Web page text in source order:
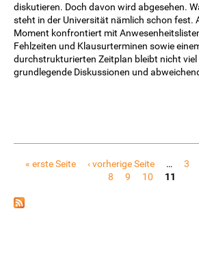
diskutieren. Doch davon wird abgesehen.
steht in der Universität nämlich schon fest.
Moment konfrontiert mit
Fehlzeiten und Klausurterminen sowie
durchstrukturierten Zeitplan bleibt nicht viel
grundlegende Diskussionen und
« erste Seite ‹ vorherige Seite … 3
8
9 10 11